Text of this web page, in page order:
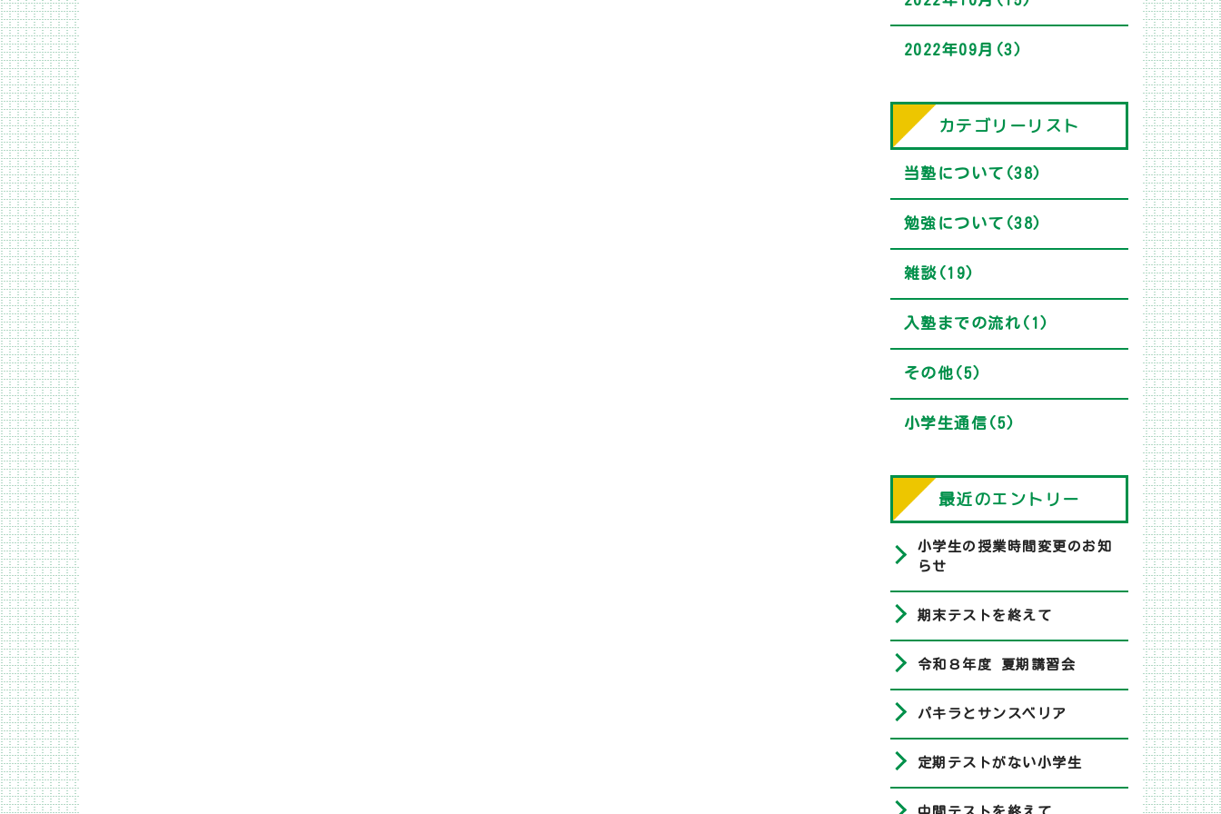
2022年09月(3)
カテゴリーリスト
当塾について(38)
勉強について(38)
雑談(19)
入塾までの流れ(1)
その他(5)
小学生通信(5)
最近のエントリー
小学生の授業時間変更のお知
らせ
期末テストを終えて
令和８年度 夏期講習会
パキラとサンスベリア
定期テストがない小学生